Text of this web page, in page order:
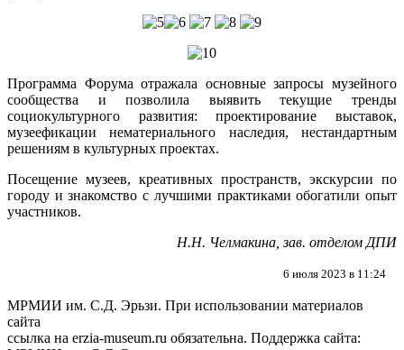
Программа Форума отражала основные запросы музейного
сообщества и позволила выявить текущие тренды
социокультурного развития: проектирование выставок,
музеефикации нематериального наследия, нестандартным
решениям в культурных проектах.
Посещение музеев, креативных пространств, экскурсии по
городу и знакомство с лучшими практиками обогатили опыт
участников.
Н.Н. Челмакина, зав. отделом ДПИ
6 июля 2023 в 11:24
МРМИИ им. С.Д. Эрьзи. При использовании материалов
сайта
ссылка на erzia-museum.ru обязательна. Поддержка сайта: